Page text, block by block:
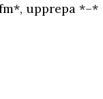
upprepa *–*